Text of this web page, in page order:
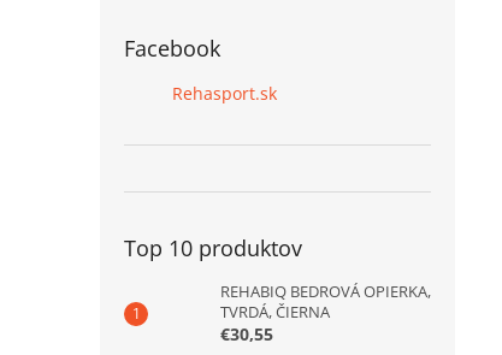
Facebook
Rehasport.sk
Top 10 produktov
REHABIQ BEDROVÁ OPIERKA,
TVRDÁ, ČIERNA
€30,55